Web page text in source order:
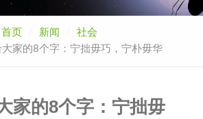
首页 新闻
社会
家的8个字：宁拙毋巧，宁朴毋华
家的8个字：宁拙毋